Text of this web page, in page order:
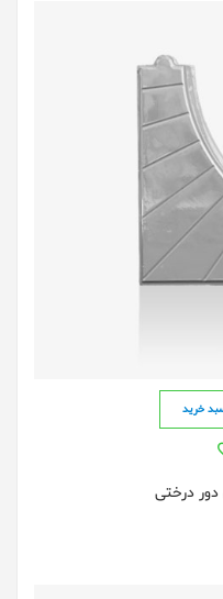
خرید
درختی